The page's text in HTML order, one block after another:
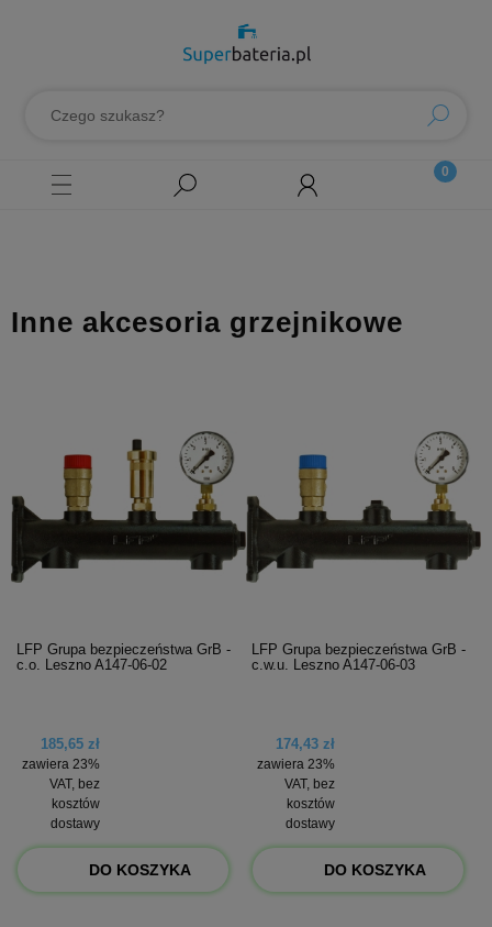
Inne akcesoria grzejnikowe
LFP Grupa bezpieczeństwa GrB -
c.o. Leszno A147-06-02
185,65 zł
zawiera 23%
VAT, bez
kosztów
dostawy
DO KOSZYKA
LFP Grupa bezpieczeństwa GrB -
c.w.u. Leszno A147-06-03
174,43 zł
zawiera 23%
VAT, bez
kosztów
dostawy
DO KOSZYKA